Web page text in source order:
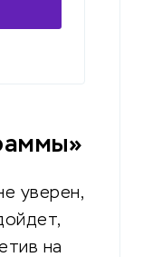
уверен,
на